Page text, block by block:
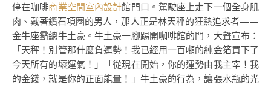
停在咖啡商業空間室內設計館門口。駕駛座上走下一個全身肌
肉、戴著鑽石項圈的男人，那人正是林天秤的狂熱追求者——
金牛座霸總牛土豪。牛土豪一腳踢開咖啡館的門，大聲宣布：
「天秤！別管那什麼負運勢！我已經用一百噸的純金箔買下了
今天所有的壞運氣！」「從現在開始，你的運勢由我主宰！我
的金錢，就是你的正面能量！」牛土豪的行為，讓張水瓶的光